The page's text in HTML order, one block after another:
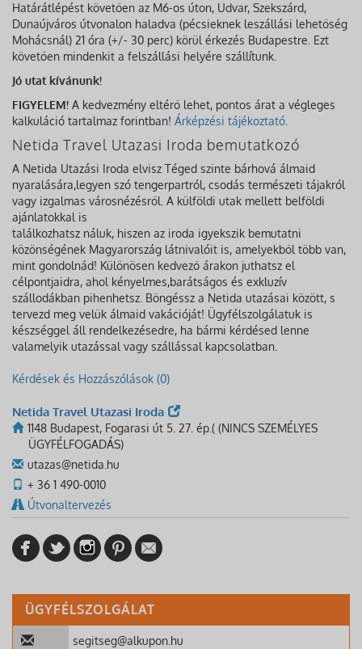
Határátlépést követően az M6-os úton, Udvar, Szekszárd,
Dunaújváros útvonalon haladva (pécsieknek leszállási lehetőség
Mohácsnál) 21 óra (+/- 30 perc) körül érkezés Budapestre. Ezt
követően mindenkit a felszállási helyére szállítunk.
Jó utat kívánunk!
FIGYELEM! A kedvezmény eltérő lehet, pontos árat a végleges
kalkuláció tartalmaz forintban! Árképzési tájékoztató
Netida Travel Utazasi Iroda bemutatkozó
A Netida Utazási Iroda elvisz Téged szinte bárhová álmaid
nyaralására,legyen szó tengerpartról, csodás természeti tájakról
vagy izgalmas városnézésről. A külföldi utak mellett belföldi
ajánlatokkal is
találkozhatsz náluk, hiszen az iroda igyekszik bemutatni
közönségének Magyarország látnivalóit is, amelyekből több van,
mint gondolnád! Különösen kedvező árakon juthatsz el
célpontjaidra, ahol kényelmes,barátságos és exkluzív
szállodákban pihenhetsz. Böngéssz a Netida utazásai között, s
tervezd meg velük álmaid vakációját! Ügyfélszolgálatuk is
készséggel áll rendelkezésedre, ha bármi kérdésed lenne
valamelyik utazással vagy szállással kapcsolatban.
Kérdések és Hozzászólások (0)
Netida Travel Utazasi Iroda
1148 Budapest, Fogarasi út 5. 27. ép.( (NINCS SZEMÉLYES
ÜGYFÉLFOGADÁS)
utazas@netida.hu
+ 36 1 490-0010
Útvonaltervezés
ÜGYFÉLSZOLGÁLAT
segitseg@alkupon.hu